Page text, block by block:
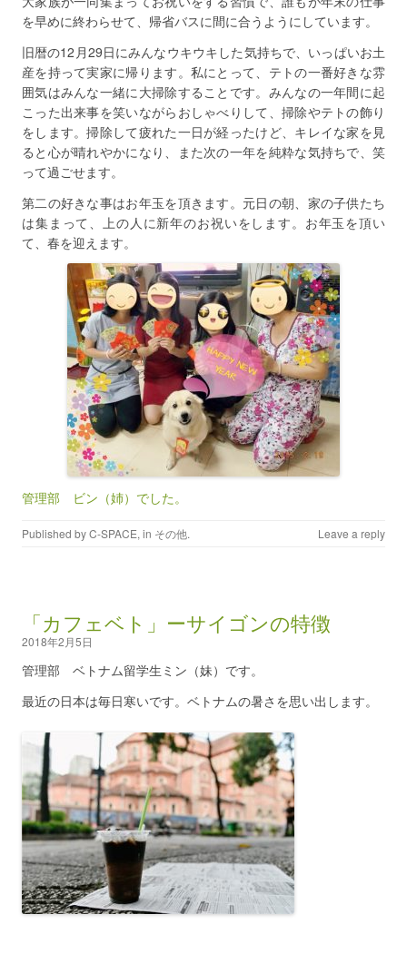
を早めに終わらせて、帰省バスに間に合うようにしています。
旧暦の12月29日にみんなウキウキした気持ちで、いっぱいお土
産を持って実家に帰ります。私にとって、テトの一番好きな雰
囲気はみんな一緒に大掃除することです。みんなの一年間に起
こった出来事を笑いながらおしゃべりして、掃除やテトの飾り
をします。掃除して疲れた一日が経ったけど、キレイな家を見
ると心が晴れやかになり、また次の一年を純粋な気持ちで、笑
って過ごせます。
第二の好きな事はお年玉を頂きます。元日の朝、家の子供たち
は集まって、上の人に新年のお祝いをします。お年玉を頂い
て、春を迎えます。
管理部 ビン（姉）でした。
Published byC-SPACE, in その他. Leave a reply
「カフェベト」ーサイゴンの特徴
2018年2月5日
管理部 ベトナム留学生ミン（妹）です。
最近の日本は毎日寒いです。ベトナムの暑さを思い出します。